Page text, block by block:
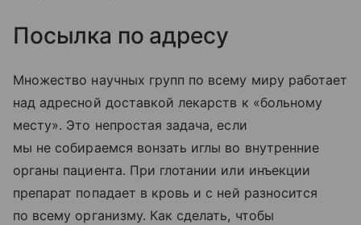
Посылка по адресу
Множество научных групп по всему миру работает
над адресной доставкой лекарств к «больному
месту». Это непростая задача, если
мы не собираемся вонзать иглы во внутренние
органы пациента. При глотании или инъекции
препарат попадает в кровь и с ней разносится
по всему организму. Как сделать, чтобы